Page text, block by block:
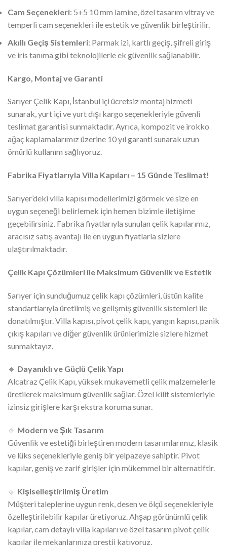
Cam Seçenekleri: 5+5 10 mm lamine, özel tasarım vitray ve
temperli cam seçenekleri ile estetik ve güvenlik birleştirilir.
Akıllı Geçiş Sistemleri: Parmak izi, kartlı geçiş, şifreli giriş
ve iris tanıma gibi teknolojilerle ek güvenlik sağlanabilir.
Kargo, Montaj ve Garanti
Sarıyer Çelik Kapı, İstanbul içi ücretsiz montaj hizmeti
sunarak, yurt içi ve yurt dışı kargo seçenekleriyle güvenli
teslimat garantisi sunmaktadır. Ayrıca, kompozit ve irokko
ağaç kaplamalarımız üzerine 10 yıl garanti sunarak uzun
ömürlü kullanım sağlıyoruz.
Fabrika Fiyatlarıyla Villa Kapıları – 15 Günde Teslimat!
Sarıyer’deki villa kapısı modellerimizi görmek ve size en
uygun seçeneği belirlemek için hemen bizimle iletişime
geçebilirsiniz. Fabrika fiyatlarıyla sunulan çelik kapılarımız,
aracısız satış avantajı ile en uygun fiyatlarla sizlere
ulaştırılmaktadır.
Çelik Kapı Çözümleri ile Maksimum Güvenlik ve Estetik
Sarıyer için sunduğumuz çelik kapı çözümleri, üstün kalite
standartlarıyla üretilmiş ve gelişmiş güvenlik sistemleri ile
donatılmıştır. Villa kapısı, pivot çelik kapı, yangın kapısı, panik
çıkış kapıları ve diğer güvenlik ürünlerimizle sizlere hizmet
sunmaktayız.
🔹 Dayanıklı ve Güçlü Çelik Yapı
Alcatraz Çelik Kapı, yüksek mukavemetli çelik malzemelerle
üretilerek maksimum güvenlik sağlar. Özel kilit sistemleriyle
izinsiz girişlere karşı ekstra koruma sunar.
🔹 Modern ve Şık Tasarım
Güvenlik ve estetiği birleştiren modern tasarımlarımız, klasik
ve lüks seçenekleriyle geniş bir yelpazeye sahiptir. Pivot
kapılar, geniş ve zarif girişler için mükemmel bir alternatiftir.
🔹 Kişiselleştirilmiş Üretim
Müşteri taleplerine uygun renk, desen ve ölçü seçenekleriyle
özelleştirilebilir kapılar üretiyoruz. Ahşap görünümlü çelik
kapılar, cam detaylı villa kapıları ve özel tasarım pivot çelik
kapılar ile mekanlarınıza prestij katıyoruz.